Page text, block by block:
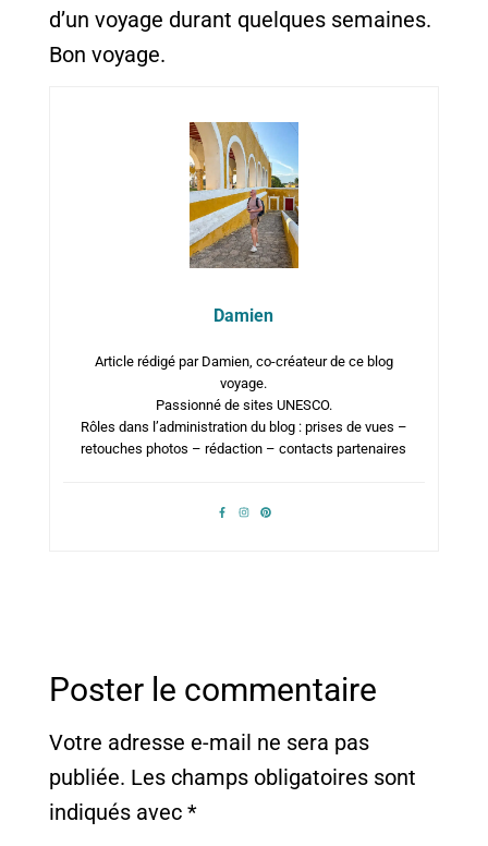
d’un voyage durant quelques semaines.
Bon voyage.
Damien
Article rédigé par Damien, co-créateur de ce blog
voyage.
Passionné de sites UNESCO.
Rôles dans l’administration du blog : prises de vues –
retouches photos – rédaction – contacts partenaires
Poster le commentaire
Votre adresse e-mail ne sera pas
publiée. Les champs obligatoires sont
indiqués avec *